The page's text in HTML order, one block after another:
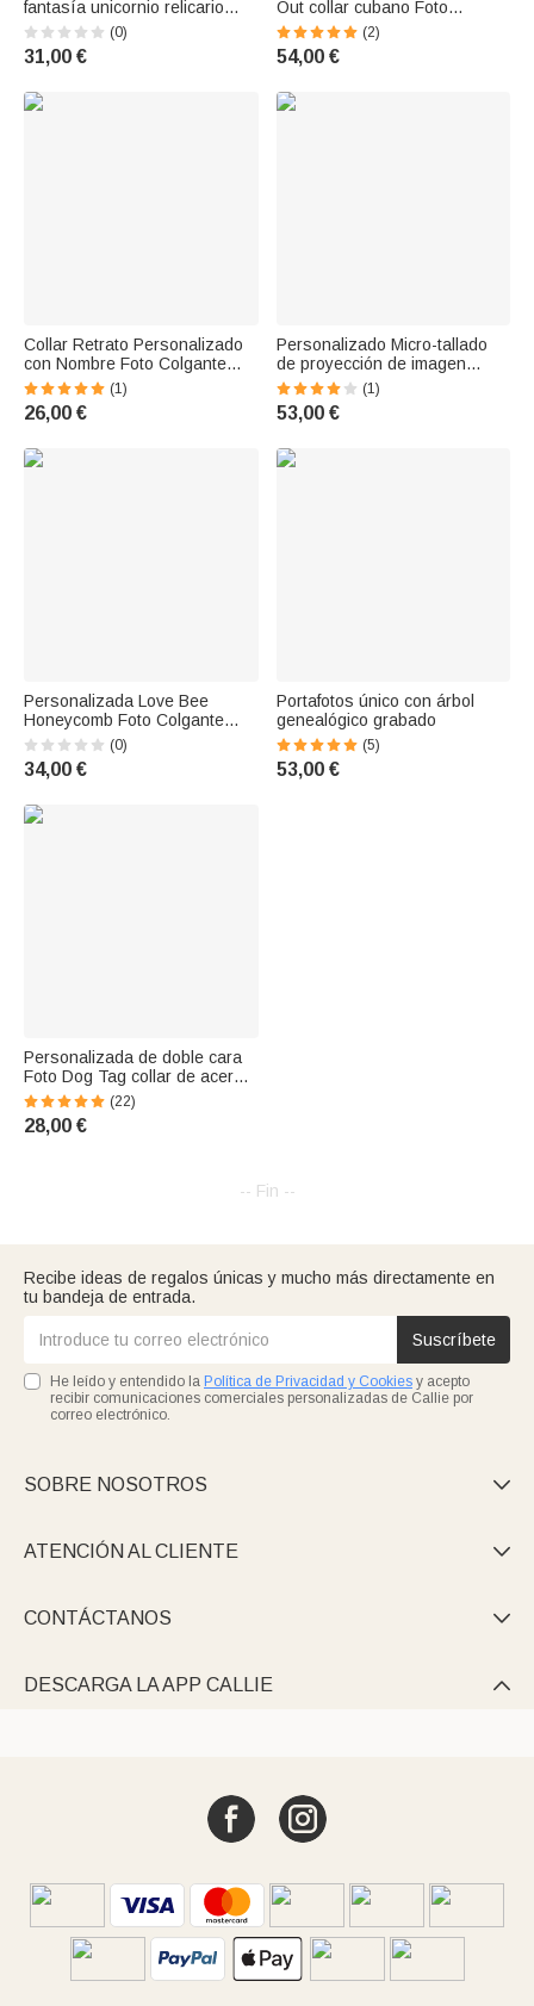
fantasía unicornio relicario
collar con foto caja redonda
colgante joyería regalo para
amigos hermanas
(0)
31,00 €
Out collar cubano Foto
Colgante Collar Hip Hop
Joyería Familiar Keepsake
Cumpleaños Regalo para él
(2)
54,00 €
Collar Retrato Personalizado
con Nombre Foto Colgante
Collar Piedra de Nacimiento
Joyería Recuerdo de Familia
Regalo para Cumpleaños
(1)
26,00 €
Personalizado Micro-tallado
de proyección de imagen
herradura de diamantes collar
de plata de ley de regalo para
la mujer cumpleaños
(1)
53,00 €
Personalizada Love Bee
Honeycomb Foto Colgante
Anillo Collar Regalo para
Novia Mamá Miembro de la
familia
(0)
34,00 €
Portafotos único con árbol
genealógico grabado
(5)
53,00 €
Personalizada de doble cara
Foto Dog Tag collar de acero
de titanio Joyería Memorial
Cumpleaños Día del Padre de
regalo para los hombres
(22)
28,00 €
-- Fin --
Recibe ideas de regalos únicas y mucho más directamente en
tu bandeja de entrada.
Suscríbete
He leído y entendido la Política de Privacidad y Cookies y acepto
recibir comunicaciones comerciales personalizadas de Callie por
correo electrónico.
SOBRE NOSOTROS 
ATENCIÓN AL CLIENTE 
CONTÁCTANOS 
DESCARGA LA APP CALLIE 